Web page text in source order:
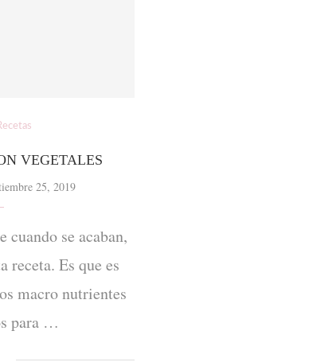
VEGETALES
25, 2019
cuando se acaban,
receta. Es que es
macro nutrientes
para …